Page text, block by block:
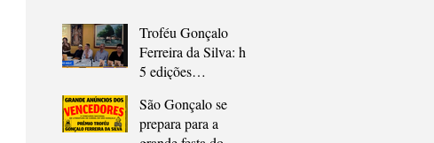
diversidade em São
Gonçalo
Troféu Gonçalo
Ferreira da Silva: há
5 edições
Cordel
São Gonçalo se
prepara para a